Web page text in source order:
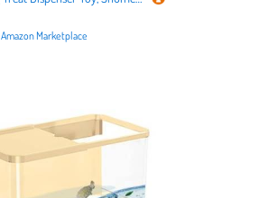
Amazon Marketplace